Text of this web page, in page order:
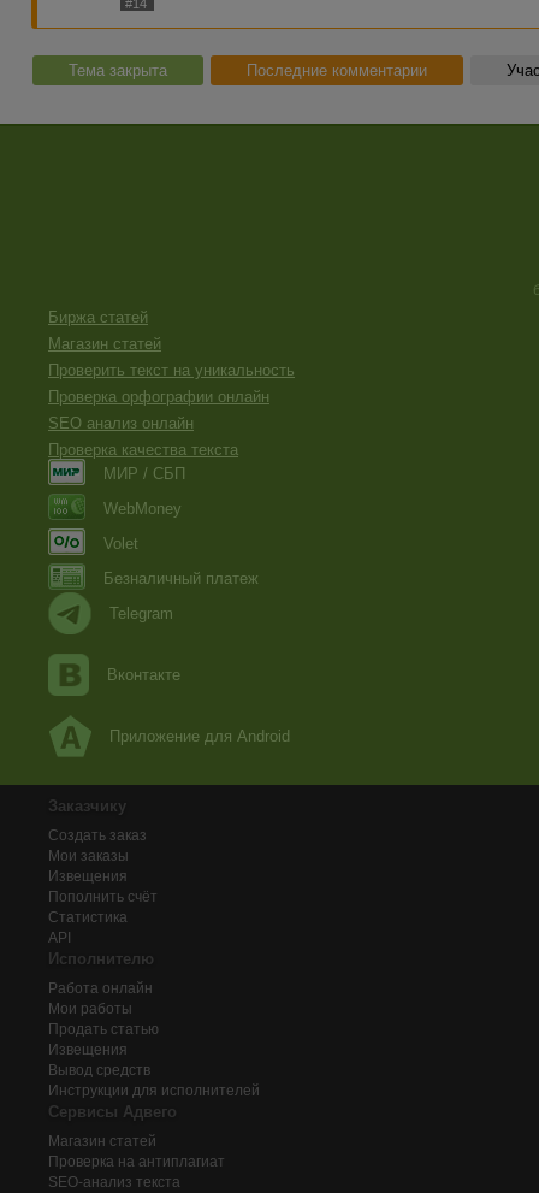
превышать в эквиваленте 5000 WMR при
подключенном номере телефона.
Для увеличения лимитов вам необходимо получить
управление с помощью кипера Webmoney WinPro,
авторизованным пользователям]
#14
Тема закрыта Последние комментарии
Биржа статей
Магазин статей
Проверить текст на уникальность
Проверка орфографии онлайн
SEO анализ онлайн
Проверка качества текста
МИР / СБП
WebMoney
Volet
Безналичный платеж
Telegram
Вконтакте
Приложение для Android
Заказчику
Создать заказ
Мои заказы
Извещения
Пополнить счёт
Статистика
API
Исполнителю
Работа онлайн
Мои работы
Продать статью
Извещения
Вывод средств
Инструкции для исполнителей
Сервисы Адвего
Магазин статей
Проверка на антиплагиат
SEO-анализ текста